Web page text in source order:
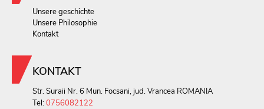
Unsere geschichte
Unsere Philosophie
Kontakt
KONTAKT
Str. Suraii Nr. 6 Mun. Focsani, jud. Vrancea ROMANIA
Tel:0756082122